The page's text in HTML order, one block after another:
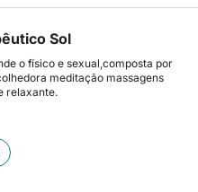
Sol
o físico e sexual,composta por
meditação massagens
relaxante.